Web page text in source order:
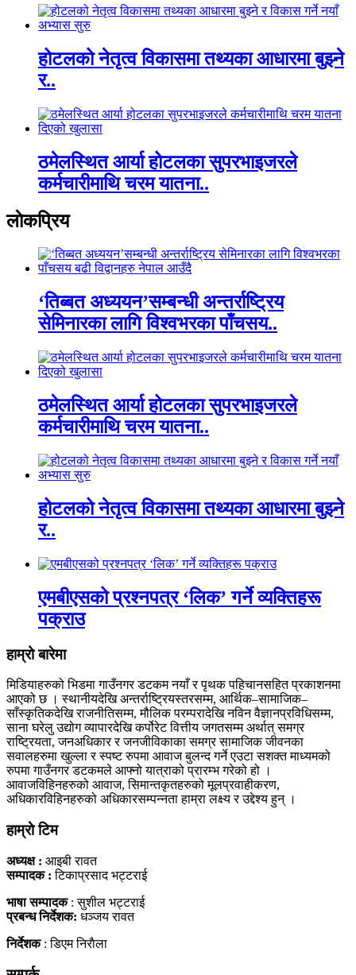
होटलको नेतृत्व विकासमा तथ्यका आधारमा बुझ्ने
र..
ठमेलस्थित आर्या होटलका सुपरभाइजरले
कर्मचारीमाथि चरम यातना..
लाेकप्रिय
‘तिब्बत अध्ययन’सम्बन्धी अन्तर्राष्ट्रिय
सेमिनारका लागि विश्वभरका पाँचसय..
ठमेलस्थित आर्या होटलका सुपरभाइजरले
कर्मचारीमाथि चरम यातना..
होटलको नेतृत्व विकासमा तथ्यका आधारमा बुझ्ने
र..
एमबीएसको प्रश्नपत्र ‘लिक’ गर्ने व्यक्तिहरू
पक्राउ
हाम्रो बारेमा
मिडियाहरुको भिडमा गाउँनगर डटकम नयाँ र पृथक पहिचानसहित प्रकाशनमा
आएको छ । स्थानीयदेखि अन्तर्राष्ट्रियस्तरसम्म, आर्थिक–सामाजिक–
साँस्कृतिकदेखि राजनीतिसम्म, मौलिक परम्परादेखि नविन वैज्ञानप्रविधिसम्म,
साना घरेलु उद्योग व्यापारदेखि कर्पोरेट वित्तीय जगतसम्म अर्थात् समग्र
राष्ट्रियता, जनअधिकार र जनजीविकाका समग्र सामाजिक जीवनका
सवालहरुमा खुल्ला र स्पष्ट रुपमा आवाज बुलन्द गर्ने एउटा सशक्त माध्यमको
रुपमा गाउँनगर डटकमले आफ्नो यात्राको प्रारम्भ गरेको हो ।
आवाजविहिनहरुको आवाज, सिमान्तकृतहरुको मूलप्रवाहीकरण,
अधिकारविहिनहरुको अधिकारसम्पन्नता हाम्रा लक्ष्य र उद्देश्य हुन् ।
हाम्राे टिम
अध्यक्ष : आइबी रावत
सम्पादक :टिकाप्रसाद भट्टराई
भाषा सम्पादक: सुशील भट्टराई
प्रबन्ध निर्देशक: धञ्जय रावत
निर्देशक: डिएम निराैला